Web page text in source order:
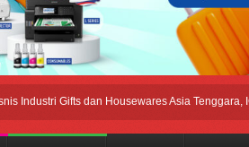
Gifts dan Housewares Asia Tenggara, IGHE